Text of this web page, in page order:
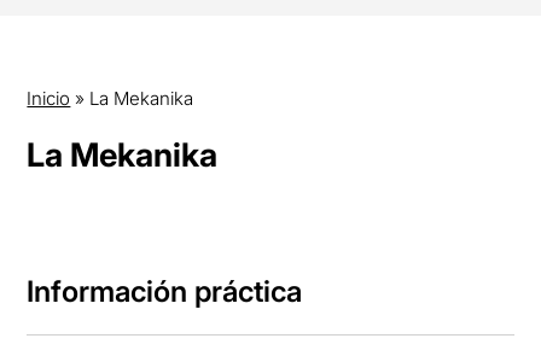
Inicio » La Mekanika
La Mekanika
Información práctica